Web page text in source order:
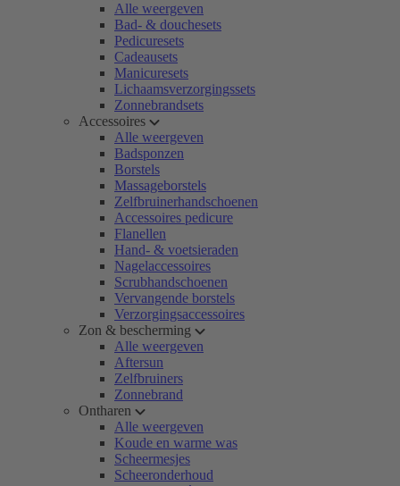
Alle weergeven
Bad- & douchesets
Pedicuresets
Cadeausets
Manicuresets
Lichaamsverzorgingssets
Zonnebrandsets
Accessoires
Alle weergeven
Badsponzen
Borstels
Massageborstels
Zelfbruinerhandschoenen
Accessoires pedicure
Flanellen
Hand- & voetsieraden
Nagelaccessoires
Scrubhandschoenen
Vervangende borstels
Verzorgingsaccessoires
Zon & bescherming
Alle weergeven
Aftersun
Zelfbruiners
Zonnebrand
Ontharen
Alle weergeven
Koude en warme was
Scheermesjes
Scheeronderhoud